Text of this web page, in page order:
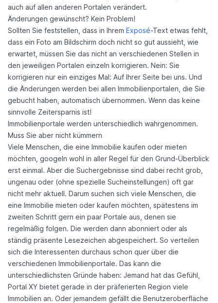
auch auf allen anderen Portalen verändert.
Änderungen gewünscht? Kein Problem!
Sollten Sie feststellen, dass in Ihrem Exposé-Text etwas fehlt,
dass ein Foto am Bildschirm doch nicht so gut aussieht, wie
erwartet, müssen Sie das nicht an verschiedenen Stellen in
den jeweiligen Portalen einzeln korrigieren. Nein: Sie
korrigieren nur ein einziges Mal: Auf Ihrer Seite bei uns. Und
die Änderungen werden bei allen Immobilienportalen, die Sie
gebucht haben, automatisch übernommen. Wenn das keine
sinnvolle Zeitersparnis ist!
Immobilienportale werden unterschiedlich wahrgenommen.
Muss Sie aber nicht kümmern
Viele Menschen, die eine Immobilie kaufen oder mieten
möchten, googeln wohl in aller Regel für den Grund-Überblick
erst einmal. Aber die Suchergebnisse sind dabei recht grob,
ungenau oder (ohne spezielle Sucheinstellungen) oft gar
nicht mehr aktuell. Darum suchen sich viele Menschen, die
eine Immobilie mieten oder kaufen möchten, spätestens im
zweiten Schritt gern ein paar Portale aus, denen sie
regelmäßig folgen. Die werden dann abonniert oder als
ständig präsente Lesezeichen abgespeichert. So verteilen
sich die Interessenten durchaus schon quer über die
verschiedenen Immobilienportale. Das kann die
unterschiedlichsten Gründe haben: Jemand hat das Gefühl,
Portal XY bietet gerade in der präferierten Region viele
Immobilien an. Oder jemandem gefällt die Benutzeroberfläche